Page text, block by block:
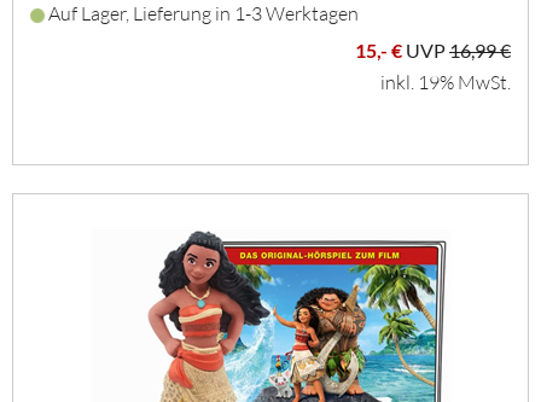
Auf Lager, Lieferung in 1-3 Werktagen
15,- € UVP16,99 €
inkl. 19% MwSt.